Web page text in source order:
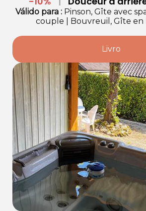
Dordogne
Válido para:Pinson, Gîte avec
couple
Bouvreuil, Gîte
Livro